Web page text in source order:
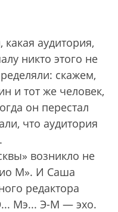
аудитория,
никто этого не
скажем,
и тот же человек,
он перестал
что аудитория
возникло не
М». И Саша
редактора
Мэ... Э-М — эхо.